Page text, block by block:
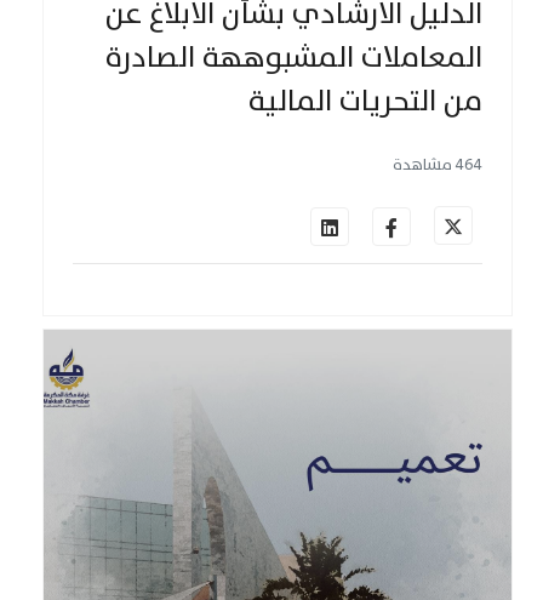
الدليل الارشادي بشأن الابلاغ عن
المعاملات المشبوههة الصادرة
من التحريات المالية
464 مشاهدة